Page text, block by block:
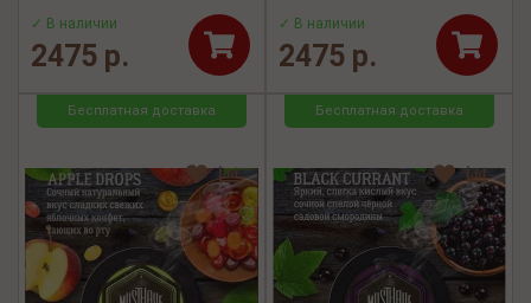
✓ В наличии
2475 р.
✓ В наличии
2475 р.
Бесплатная доставка Бесплатная доставка